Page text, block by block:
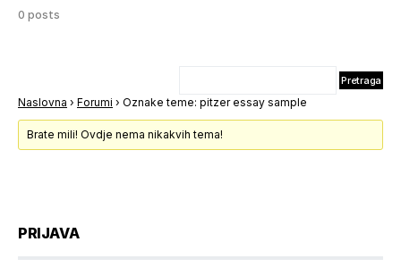
0 posts
Naslovna › Forumi › Oznake teme: pitzer essay sample
Brate mili! Ovdje nema nikakvih tema!
PRIJAVA